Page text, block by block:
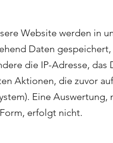
Website werden in
Daten
die IP-Adresse, das
Aktionen, die zuvor
Eine Auswertung,
erfolgt nicht.